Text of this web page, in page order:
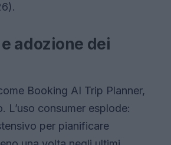
adozione dei
Booking AI Trip Planner,
L’uso consumer esplode:
per pianificare